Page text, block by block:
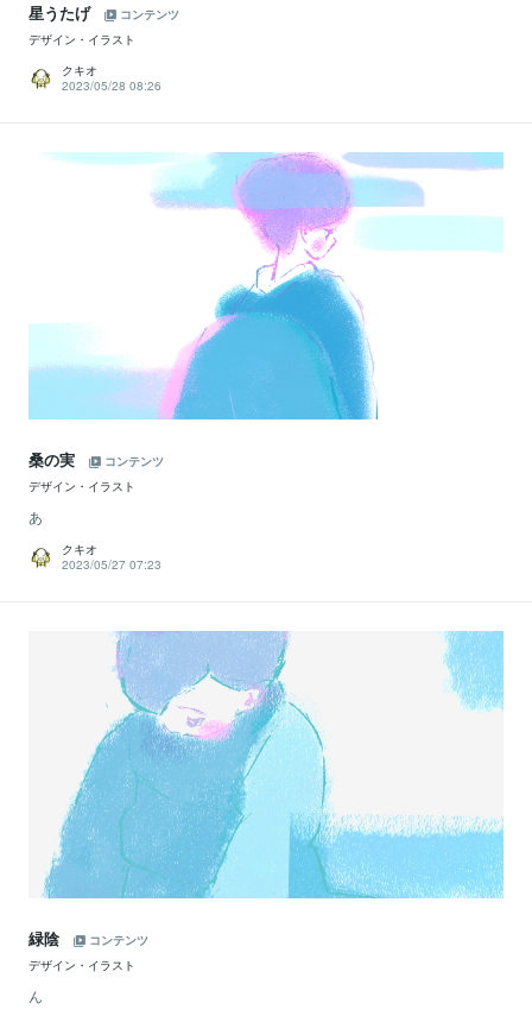
星うたげ
コンテンツ
デザイン・イラスト
クキオ
2023/05/28 08:26
桑の実
コンテンツ
デザイン・イラスト
あ
クキオ
2023/05/27 07:23
緑陰
コンテンツ
デザイン・イラスト
ん